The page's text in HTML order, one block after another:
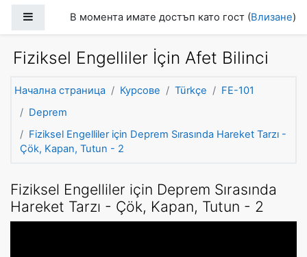
Страничен панел
В момента имате достъп като гост (Влизане)
Fiziksel Engelliler İçin Afet Bilinci
Начална страница Курсове Türkçe
FE-101
Deprem
Fiziksel Engelliler için Deprem Sırasında Hareket Tarzı -
Çök, Kapan, Tutun - 2
Fiziksel Engelliler için Deprem Sırasında
Hareket Tarzı - Çök, Kapan, Tutun - 2